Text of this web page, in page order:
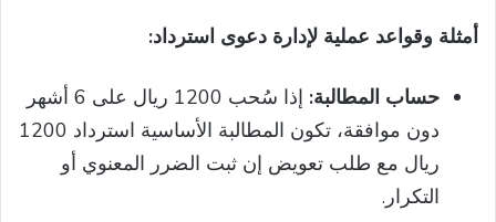
أمثلة وقواعد عملية لإدارة دعوى استرداد:
حساب المطالبة:
إذا سُحب 1200 ريال على 6 أشهر
دون موافقة، تكون المطالبة الأساسية استرداد 1200
ريال مع طلب تعويض إن ثبت الضرر المعنوي أو
التكرار.